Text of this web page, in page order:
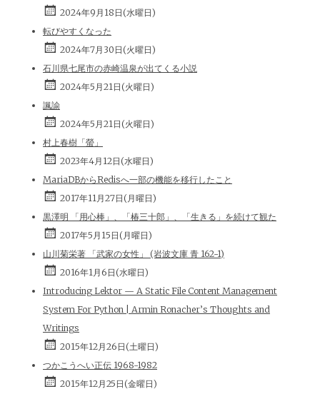
2024年9月18日(水曜日)
転びやすくなった
2024年7月30日(火曜日)
石川県七尾市の赤崎温泉が出てくる小説
2024年5月21日(火曜日)
諷諭
2024年5月21日(火曜日)
村上春樹「螢」
2023年4月12日(水曜日)
MariaDBからRedisへ一部の機能を移行したこと
2017年11月27日(月曜日)
黒澤明 「用心棒」、「椿三十郎」、「生きる」を続けて観た
2017年5月15日(月曜日)
山川菊栄著 「武家の女性」 (岩波文庫 青 162-1)
2016年1月6日(水曜日)
Introducing Lektor — A Static File Content Management
System For Python | Armin Ronacher’s Thoughts and
Writings
2015年12月26日(土曜日)
つかこうへい正伝 1968-1982
2015年12月25日(金曜日)